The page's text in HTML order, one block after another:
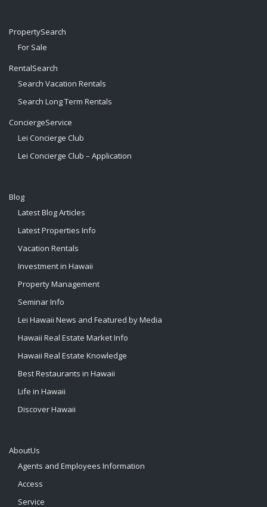
PropertySearch
For Sale
RentalSearch
Search Vacation Rentals
Search Long Term Rentals
ConciergeService
Lei Concierge Club
Lei Concierge Club – Application
Blog
Latest Blog Articles
Latest Properties Info
Vacation Rentals
Investment in Hawaii
Property Management
Seminar Info
Lei Hawaii News and Featured by Media
Hawaii Real Estate Market Info
Hawaii Real Estate Knowledge
Best Restaurants in Hawaii
Life in Hawaii
Discover Hawaii
AboutUs
Agents and Employees Information
Access
Service